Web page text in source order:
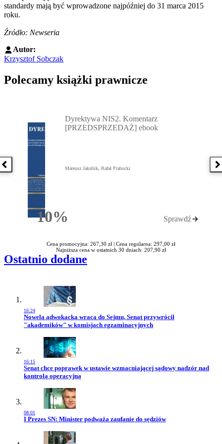
standardy mają być wprowadzone najpóźniej do 31 marca 2015
roku.
Źródło: Newseria
Autor:
Krzysztof Sobczak
Polecamy książki prawnicze
Poprzednia książka
10%Rabatu
Dyrektywa NIS2. Komentarz
[PRZEDSPRZEDAŻ] ebook
Mateusz Jakubik, Rafał Prabucki
Sprawdź
Cena promocyjna: 267,30 zł | Cena regularna: 297,00 zł
Najniższa cena w ostatnich 30 dniach: 207,90 zł
Ostatnio dodane
16:24
Przejdź do artykułu:
Nowela adwokacka wraca do Sejmu, Senat przywrócił
"akademików" w komisjach egzaminacyjnych
16:15
Przejdź do artykułu:
Senat chce poprawek w ustawie wzmacniającej sądowy nadzór nad
kontrolą operacyjną
08:01
Przejdź do artykułu:
I Prezes SN: Minister podważa zaufanie do sędziów